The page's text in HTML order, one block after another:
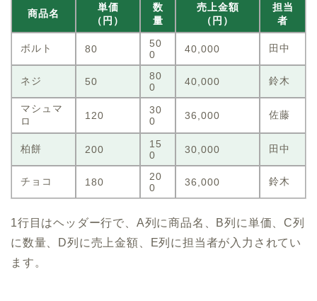
商品名
単価
（円）
数
量
売上金額
（円）
担当
者
ボルト 80
50
0
40,000 田中
ネジ 50
80
0
40,000 鈴木
マシュマ
ロ
120
30
0
36,000 佐藤
柏餅 200
15
0
30,000 田中
チョコ 180
20
0
36,000 鈴木
1行目はヘッダー行で、A列に商品名、B列に単価、C列
に数量、D列に売上金額、E列に担当者が入力されてい
ます。